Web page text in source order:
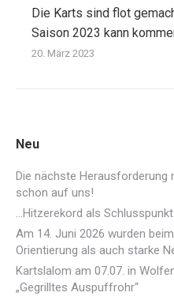
Die Karts sind flot
Saison 2023 kann
20. März 2023
Neu
Die nächste
schon auf uns!
…Hitzerekord als
Am 14. Juni 2026 wurden
Orientierung als auch starke
Kartslalom am 07.07. in
„Gegrilltes Auspuffrohr“